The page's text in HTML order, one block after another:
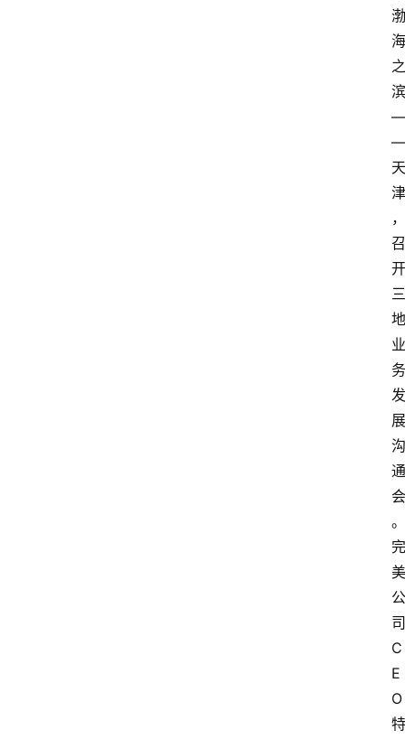
渤
海
之
滨
—
—
天
津
，
召
开
三
地
业
务
发
展
沟
通
会
。
完
美
公
司
C
E
O
特